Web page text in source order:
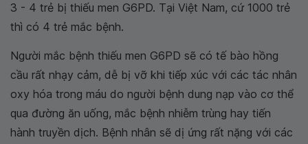
3 - 4 trẻ bị thiếu men G6PD. Tại Việt Nam, cứ 1000 trẻ
thì có 4 trẻ mắc bệnh.
Người mắc bệnh thiếu men G6PD sẽ có tế bào hồng
cầu rất nhạy cảm, dễ bị vỡ khi tiếp xúc với các tác nhân
oxy hóa trong máu do người bệnh dung nạp vào cơ thể
qua đường ăn uống, mắc bệnh nhiễm trùng hay tiến
hành truyền dịch. Bệnh nhân sẽ dị ứng rất nặng với các